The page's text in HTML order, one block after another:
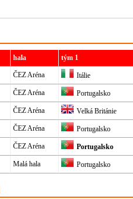
hala tým 1
ČEZ Aréna Itálie
ČEZ Aréna Portugalsko
ČEZ Aréna Velká Británie
ČEZ Aréna Portugalsko
ČEZ Aréna Portugalsko
Malá hala Portugalsko